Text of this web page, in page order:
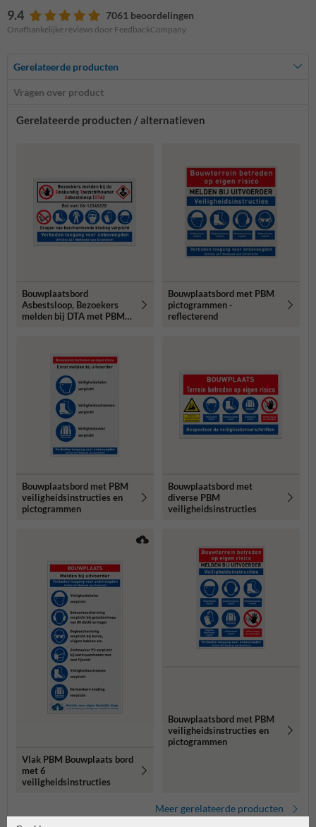
9.4 7061 beoordelingen
Onafhankelijke reviews door FeedbackCompany
Gerelateerde producten
Vragen over product
Gerelateerde producten / alternatieven
Bouwplaatsbord
Asbestsloop, Bezoekers
melden bij DTA met PBM
Bouwplaatsbord met PBM
pictogrammen -
reflecterend
Bouwplaatsbord met PBM
veiligheidsinstructies en
pictogrammen
Bouwplaatsbord met
diverse PBM
veiligheidsinstructies
Vlak PBM Bouwplaats bord
met 6
veiligheidsinstructies
Bouwplaatsbord met PBM
veiligheidsinstructies en
pictogrammen
Meer gerelateerde producten